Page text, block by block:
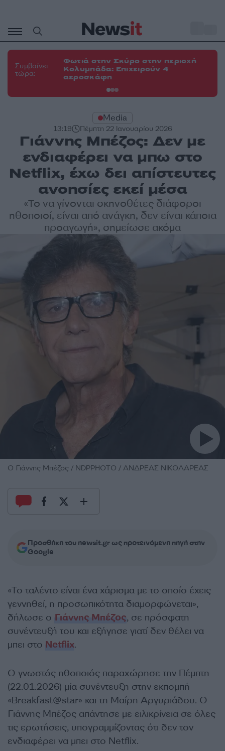
περιεχόμενο
Συμβαίνει
τώρα:
Φωτιά στην Σκύρο στην περιοχή
Κολυμπάδα: Επιχειρούν 4
αεροσκάφη
Media
13:19 Πέμπτη 22 Ιανουαρίου 2026
Γιάννης Μπέζος: Δεν με
ενδιαφέρει να μπω στο
Netflix, έχω δει απίστευτες
ανοησίες εκεί μέσα
«Το να γίνονται σκηνοθέτες διάφοροι
ηθοποιοί, είναι από ανάγκη, δεν είναι κάποια
προαγωγή», σημείωσε ακόμα
Ο Γιάννης Μπέζος / NDPPHOTO / ΑΝΔΡΕΑΣ ΝΙΚΟΛΑΡΕΑΣ
Προσθήκη του newsit.gr ως προτεινόμενη πηγή στην
Google
«Το ταλέντο είναι ένα χάρισμα με το οποίο έχεις
γεννηθεί, η προσωπικότητα διαμορφώνεται»,
δήλωσε ο Γιάννης Μπέζος, σε πρόσφατη
συνέντευξή του και εξήγησε γιατί δεν θέλει να
μπει στο Νetflix.
Ο γνωστός ηθοποιός παραχώρησε την Πέμπτη
(22.01.2026) μία συνέντευξη στην εκπομπή
«Breakfast@star» και τη Μαίρη Αργυριάδου. Ο
Γιάννης Μπέζος απάντησε με ειλικρίνεια σε όλες
τις ερωτήσεις, υπογραμμίζοντας ότι δεν τον
ενδιαφέρει να μπει στο Netflix.